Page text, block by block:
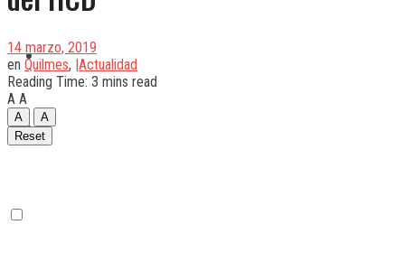
Quilmes
Varela
14 marzo, 2019
en Quilmes, |Actualidad
Reading Time: 3 mins read
A A
A
A
Reset